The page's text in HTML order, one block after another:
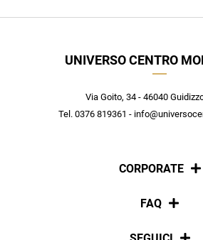
UNIVERSO CENTRO
Via Goito, 34 - 46040
Tel. 0376 819361 -
CORPORATE
Chi siamo
FAQ
Pagamenti
scopri in anteprima le offerte in